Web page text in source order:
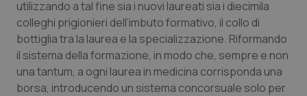
Toscana
Umbria
Valle D’Aosta
Obesità
Oftalmologia
Oncodermatologia
utilizzando a tal fine sia i nuovi laureati sia i diecimila
colleghi prigionieri dell’imbuto formativo, il collo di
bottiglia tra la laurea e la specializzazione. Riformando
il sistema della formazione, in modo che, sempre e non
una tantum, a ogni laurea in medicina corrisponda una
borsa, introducendo un sistema concorsuale solo per